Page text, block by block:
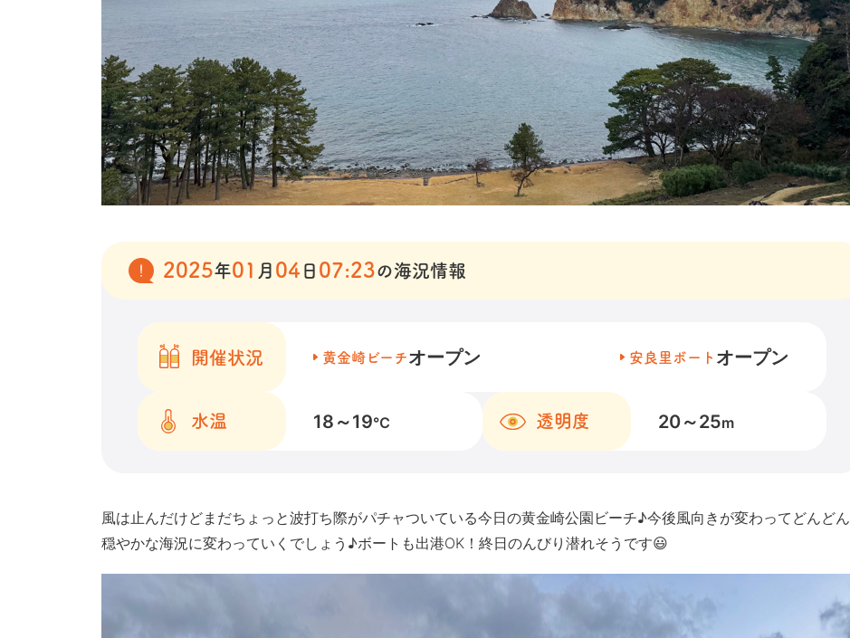
2025年01 月 04 日 07:23の海況情報
開催状況 黄金崎ビーチオープン 安良里ボート オープン
水温 18～19℃ 透明度 20～25m
風は止んだけどまだちょっと波打ち際がパチャついている今日の黄金崎公園ビーチ♪今後風向きが変わってどんどん
穏やかな海況に変わっていくでしょう♪ボートも出港OK！終日のんびり潜れそうです😃